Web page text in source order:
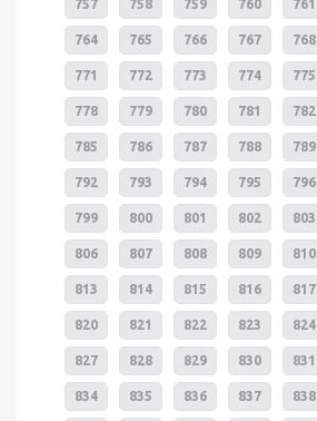
757 758 759 760 761
764 765 766 767 768
771 772 773 774 775
778 779 780 781 782
785 786 787 788 789
792 793 794 795 796
799 800 801 802 803
806 807 808 809 810
813 814 815 816 817
820 821 822 823 824
827 828 829 830 831
834 835 836 837 838